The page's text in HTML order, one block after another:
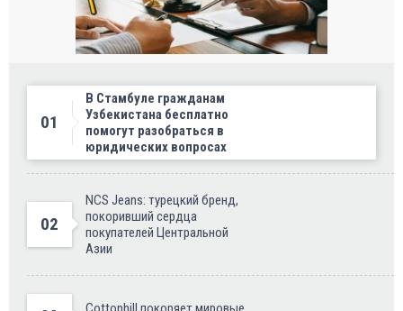
01
В Стамбуле гражданам
Узбекистана бесплатно
помогут разобраться в
юридических вопросах
02
NCS Jeans: турецкий бренд,
покоривший сердца
покупателей Центральной
Азии